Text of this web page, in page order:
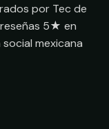
por Tec de
reseñas 5★ en
mexicana